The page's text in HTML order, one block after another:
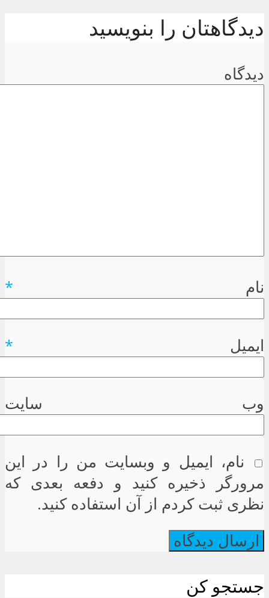
دیدگاهتان را بنویسید
دیدگاه
نام *
ایمیل *
وب سایت
نام، ایمیل و وبسایت من را در این
مرورگر ذخیره کنید و دفعه بعدی که
نظری ثبت کردم از آن استفاده کنید.
جستجو کن